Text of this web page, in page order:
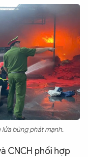
bùng phát mạnh.
CNCH phối hợp